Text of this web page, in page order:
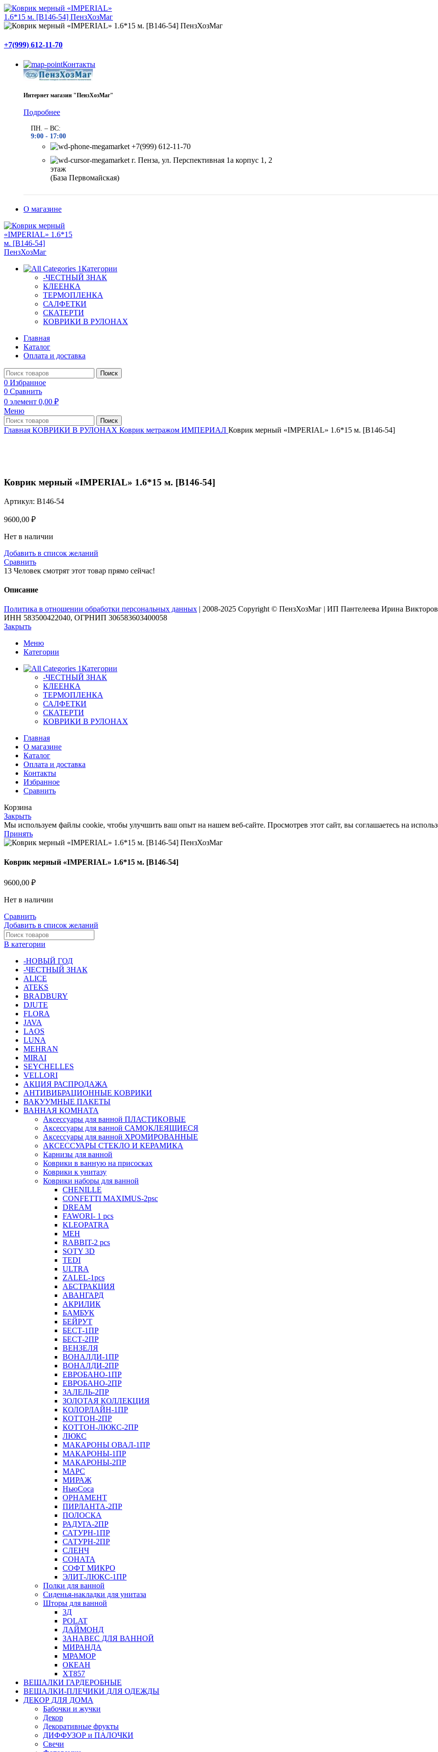
+7(999) 612-11-70
Контакты
Интернет магазин "ПензХозМаг"
Подробнее
ПН. – ВС:
9:00 - 17:00
+7(999) 612-11-70
г. Пенза, ул. Перспективная 1а корпус 1, 2
этаж
(База Первомайская)
О магазине
Категории
-ЧЕСТНЫЙ ЗНАК
КЛЕЕНКА
ТЕРМОПЛЕНКА
САЛФЕТКИ
СКАТЕРТИ
КОВРИКИ В РУЛОНАХ
Главная
Каталог
Оплата и доставка
Поиск
0 Избранное
0 Сравнить
0 элемент 0,00 ₽
Меню
Поиск
Главная КОВРИКИ В РУЛОНАХ Коврик метражом ИМПЕРИАЛ Коврик мерный «IMPERIAL» 1.6*15 м. [B146-54]
Коврик мерный «IMPERIAL» 1.6*15 м. [B146-54]
Артикул: B146-54
9600,00 ₽
Нет в наличии
Добавить в список желаний
Сравнить
13 Человек смотрят этот товар прямо сейчас!
Описание
Политика в отношении обработки персональных данных | 2008-2025 Copyright © ПензХозМаг | ИП Пантелеева Ирина
ИНН 583500422040, ОГРНИП 306583603400058
Закрыть
Меню
Категории
Категории
-ЧЕСТНЫЙ ЗНАК
КЛЕЕНКА
ТЕРМОПЛЕНКА
САЛФЕТКИ
СКАТЕРТИ
КОВРИКИ В РУЛОНАХ
Главная
О магазине
Каталог
Оплата и доставка
Контакты
Избранное
Сравнить
Корзина
Закрыть
Мы используем файлы cookie, чтобы улучшить ваш опыт на нашем веб-сайте. Просмотрев этот сайт, вы соглашаетесь на
Принять
Коврик мерный «IMPERIAL» 1.6*15 м. [B146-54]
9600,00 ₽
Нет в наличии
Сравнить
Добавить в список желаний
В категории
-НОВЫЙ ГОД
-ЧЕСТНЫЙ ЗНАК
ALICE
ATEKS
BRADBURY
DJUTE
FLORA
JAVA
LAOS
LUNA
MEHRAN
MIRAI
SEYCHELLES
VELLORI
АКЦИЯ РАСПРОДАЖА
АНТИВИБРАЦИОННЫЕ КОВРИКИ
ВАКУУМНЫЕ ПАКЕТЫ
ВАННАЯ КОМНАТА
Аксессуары для ванной ПЛАСТИКОВЫЕ
Аксессуары для ванной САМОКЛЕЯЩИЕСЯ
Аксессуары для ванной ХРОМИРОВАННЫЕ
АКСЕССУАРЫ СТЕКЛО И КЕРАМИКА
Карнизы для ванной
Коврики в ванную на присосках
Коврики к унитазу
Коврики наборы для ванной
CHENILLE
CONFETTI MAXIMUS-2psc
DREAM
FAWORI- 1 pcs
KLEOPATRA
MEH
RABBIT-2 pcs
SOTY 3D
TEDI
ULTRA
ZALEL-1pcs
АБСТРАКЦИЯ
АВАНГАРД
АКРИЛИК
БАМБУК
БЕЙРУТ
БЕСТ-1ПР
БЕСТ-2ПР
ВЕНЗЕЛЯ
ВОНАЛДИ-1ПР
ВОНАЛДИ-2ПР
ЕВРОБАНО-1ПР
ЕВРОБАНО-2ПР
ЗАЛЕЛЬ-2ПР
ЗОЛОТАЯ КОЛЛЕКЦИЯ
КОЛОРЛАЙН-1ПР
КОТТОН-2ПР
КОТТОН-ЛЮКС-2ПР
ЛЮКС
МАКАРОНЫ ОВАЛ-1ПР
МАКАРОНЫ-1ПР
МАКАРОНЫ-2ПР
МАРС
МИРАЖ
НьюСоса
ОРНАМЕНТ
ПИРЛАНТА-2ПР
ПОЛОСКА
РАДУГА-2ПР
САТУРН-1ПР
САТУРН-2ПР
СЛЕНЧ
СОНАТА
СОФТ МИКРО
ЭЛИТ-ЛЮКС-1ПР
Полки для ванной
Сиденья-накладки для унитаза
Шторы для ванной
3Д
POLAT
ДАЙМОНД
ЗАНАВЕС ДЛЯ ВАННОЙ
МИРАНДА
МРАМОР
ОКЕАН
ХТ857
ВЕШАЛКИ ГАРДЕРОБНЫЕ
ВЕШАЛКИ-ПЛЕЧИКИ ДЛЯ ОДЕЖДЫ
ДЕКОР ДЛЯ ДОМА
Бабочки и жучки
Декор
Декоративные фрукты
ДИФФУЗОР и ПАЛОЧКИ
Свечи